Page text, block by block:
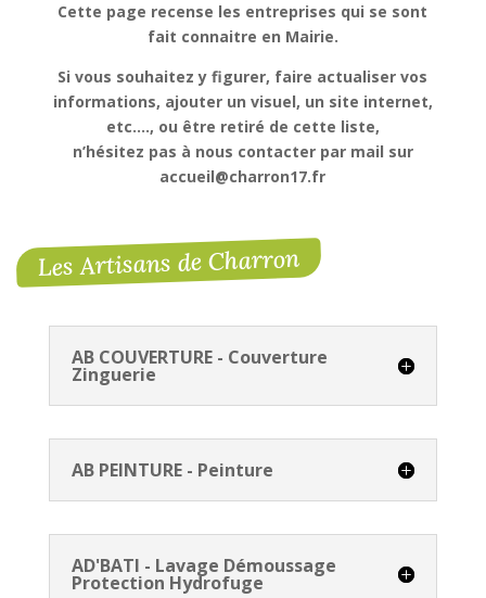
Cette page recense les entreprises qui se sont
fait connaitre en Mairie.
Si vous souhaitez y figurer, faire actualiser vos
informations, ajouter un visuel, un site internet,
etc…., ou être retiré de cette liste,
n’hésitez pas à nous contacter par mail sur
accueil@charron17.fr
Les Artisans de Charron
AB COUVERTURE - Couverture
Zinguerie
AB PEINTURE - Peinture
AD'BATI - Lavage Démoussage
Protection Hydrofuge